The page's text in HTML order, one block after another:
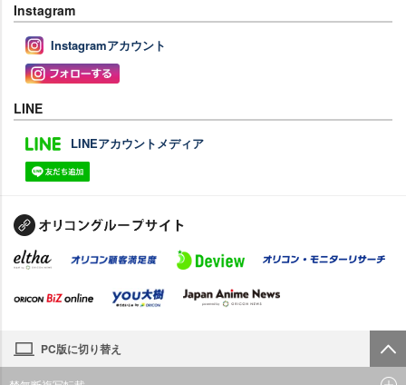
Instagram
Instagramアカウント
LINE
LINEアカウントメディア
PC版に切り替え